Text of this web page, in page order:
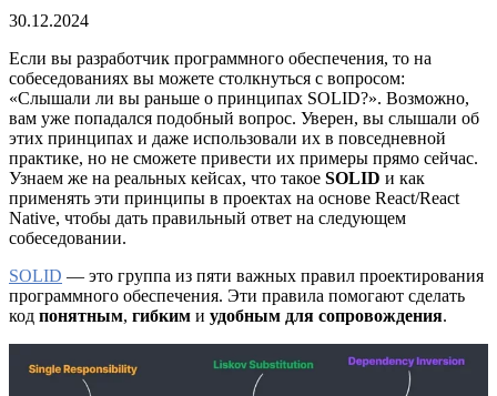
30.12.2024
Если вы разработчик программного обеспечения, то на
собеседованиях вы можете столкнуться с вопросом:
«Слышали ли вы раньше о принципах SOLID?». Возможно,
вам уже попадался подобный вопрос. Уверен, вы слышали об
этих принципах и даже использовали их в повседневной
практике, но не сможете привести их примеры прямо сейчас.
Узнаем же на реальных кейсах, что такое SOLID и как
применять эти принципы в проектах на основе React/React
Native, чтобы дать правильный ответ на следующем
собеседовании.
SOLID — это группа из пяти важных правил проектирования
программного обеспечения. Эти правила помогают сделать
код понятным, гибким и удобным для сопровождения.